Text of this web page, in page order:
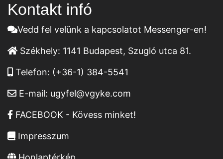
Kontakt infó
Vedd fel velünk a kapcsolatot Messenger-en!
Székhely: 1141 Budapest, Szugló utca 81.
Telefon: (+36-1) 384-5541
E-mail: ugyfel@vgyke.com
FACEBOOK - Kövess minket!
Impresszum